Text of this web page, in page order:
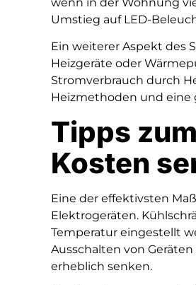
Umstieg auf LED-
Ein weiterer Aspekt des
Heizgeräte oder
Stromverbrauch durch
Heizmethoden und eine
Tipps
Kosten
Eine der effektivsten
Elektrogeräten.
Temperatur eingestellt
Ausschalten von
erheblich senken.